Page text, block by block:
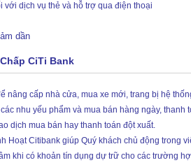
với dịch vụ thẻ và hỗ trợ qua điện thoại
dần
CiTi Bank
nâng cấp nhà cửa, mua xe mới, trang bị hệ
nhu yếu phẩm và mua bán hàng ngày, thanh
dịch mua bán hay thanh toán đột xuất.
Hoạt Citibank giúp Quý khách chủ động trong
khi có khoản tín dụng dự trữ cho các trường